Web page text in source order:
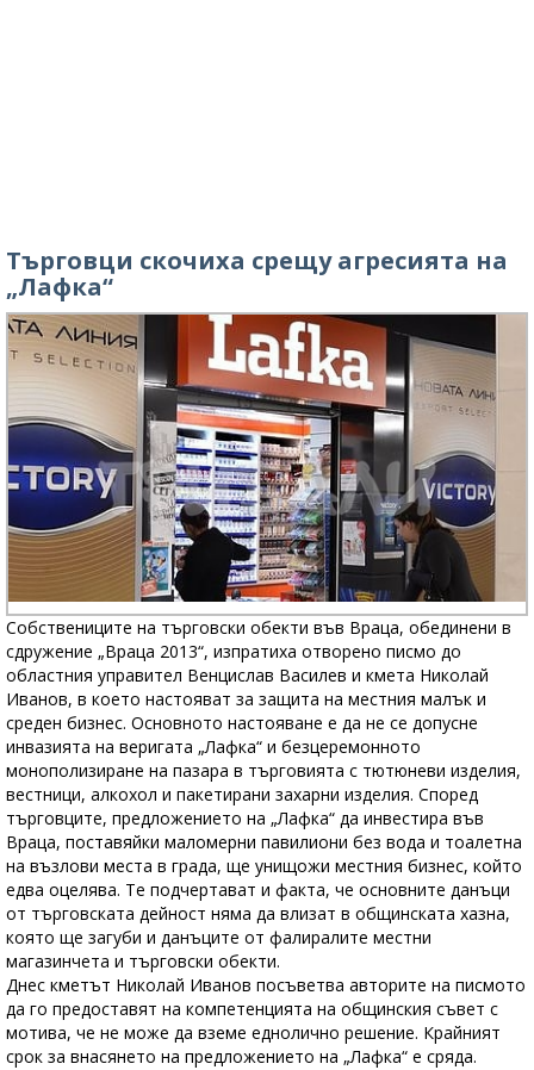
Търговци скочиха срещу агресията на
„Лафка“
Собствениците на търговски обекти във Враца, обединени в
сдружение „Враца 2013“, изпратиха отворено писмо до
областния управител Венцислав Василев и кмета Николай
Иванов, в което настояват за защита на местния малък и
среден бизнес. Основното настояване е да не се допусне
инвазията на веригата „Лафка“ и безцеремонното
монополизиране на пазара в търговията с тютюневи изделия,
вестници, алкохол и пакетирани захарни изделия. Според
търговците, предложението на „Лафка“ да инвестира във
Враца, поставяйки маломерни павилиони без вода и тоалетна
на възлови места в града, ще унищожи местния бизнес, който
едва оцелява. Те подчертават и факта, че основните данъци
от търговската дейност няма да влизат в общинската хазна,
която ще загуби и данъците от фалиралите местни
магазинчета и търговски обекти.
Днес кметът Николай Иванов посъветва авторите на писмото
да го предоставят на компетенцията на общинския съвет с
мотива, че не може да вземе еднолично решение. Крайният
срок за внасянето на предложението на „Лафка“ е сряда.